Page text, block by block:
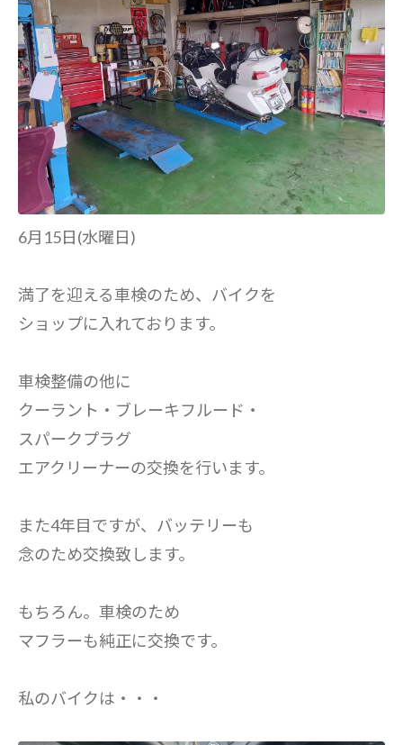
6月15日(水曜日)
満了を迎える車検のため、バイクを
ショップに入れております。
車検整備の他に
クーラント・ブレーキフルード・
スパークプラグ
エアクリーナーの交換を行います。
また4年目ですが、バッテリーも
念のため交換致します。
もちろん。車検のため
マフラーも純正に交換です。
私のバイクは・・・